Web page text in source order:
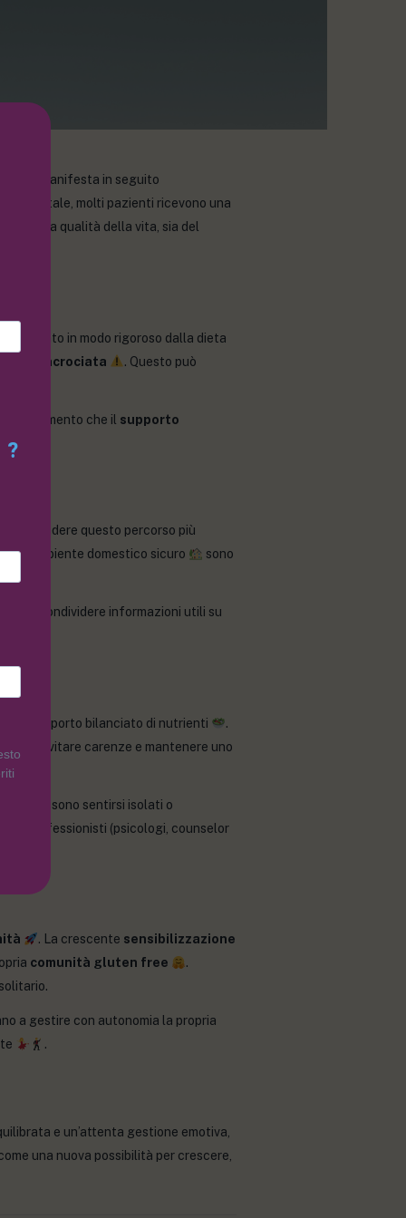
?
e si manifesta in seguito
molti pazienti ricevono una
la qualità della vita, sia del
eliminato in modo rigoroso dalla dieta
incrociata
. Questo può
momento che il supporto
nel rendere questo percorso più
un ambiente domestico sicuro
sono
e condividere informazioni utili su
un apporto bilanciato di nutrienti
.
per evitare carenze e mantenere uno
possono sentirsi isolati o
di professionisti (psicologi, counselor
. La crescente sensibilizzazione
comunità gluten free
.
a gestire con autonomia la propria
.
e un’attenta gestione emotiva,
una nuova possibilità per crescere,